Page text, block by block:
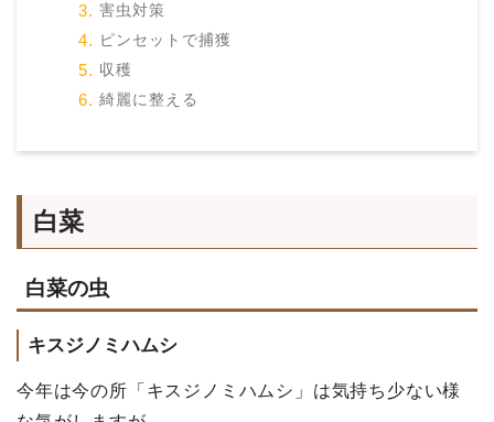
害虫対策
ピンセットで捕獲
収穫
綺麗に整える
白菜
白菜の虫
キスジノミハムシ
今年は今の所「キスジノミハムシ」は気持ち少ない様